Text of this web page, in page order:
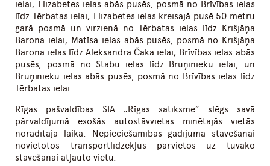
ielai; Elizabetes ielas abās pusēs, posmā no Brīvības ielas
līdz Tērbatas ielai; Elizabetes ielas kreisajā pusē 50 metru
garā posmā un virzienā no Tērbatas ielas līdz Krišjāņa
Barona ielai; Matīsa ielas abās pusēs, posmā no Krišjāņa
Barona ielas līdz Aleksandra Čaka ielai; Brīvības ielas abās
pusēs, posmā no Stabu ielas līdz Bruņinieku ielai, un
Bruņinieku ielas abās pusēs, posmā no Brīvības ielas līdz
Tērbatas ielai.
Rīgas pašvaldības SIA „Rīgas satiksme” slēgs savā
pārvaldījumā esošās autostāvvietas minētajās vietās
norādītajā laikā. Nepieciešamības gadījumā stāvēšanai
novietotos transportlīdzekļus pārvietos uz tuvāko
stāvēšanai atļauto vietu.